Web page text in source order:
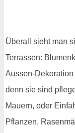
Überall sieht man
Terrassen:
Aussen-
denn sie sind
Mauern, oder
Pflanzen,